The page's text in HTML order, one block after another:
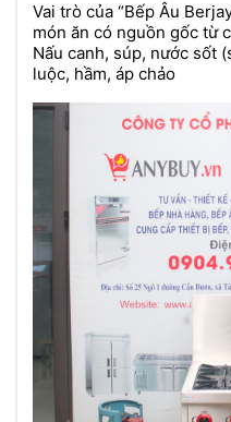
Vai trò của “Bếp Âu
món ăn có nguồn gốc từ
Nấu canh, súp, nước sốt
luộc, hầm, áp chảo